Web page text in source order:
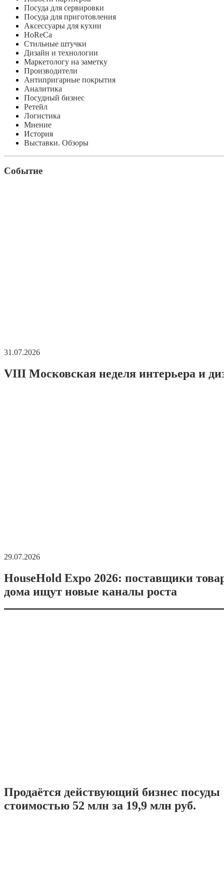
Посуда для сервировки
Посуда для приготовления
Аксессуары для кухни
HoReCa
Стильные штучки
Дизайн и технологии
Маркетологу на заметку
Производители
Антипригарные покрытия
Аналитика
Посудный бизнес
Ретейл
Логистика
Мнение
История
Выставки. Обзоры
Событие
31.07.2026
VIII Московская неделя интерьера и
29.07.2026
HouseHold Expo 2026: поставщики
дома ищут новые каналы роста
Продаётся действующий бизнес посуды
стоимостью 52 млн за 19,9 млн руб.